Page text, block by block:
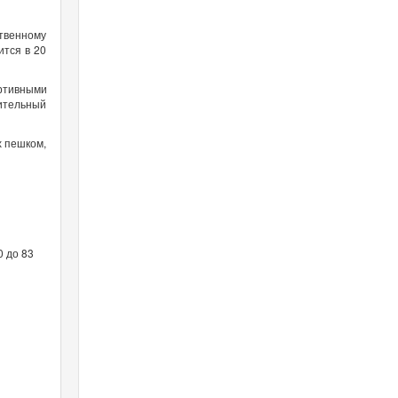
в 20
пешком,
до 83